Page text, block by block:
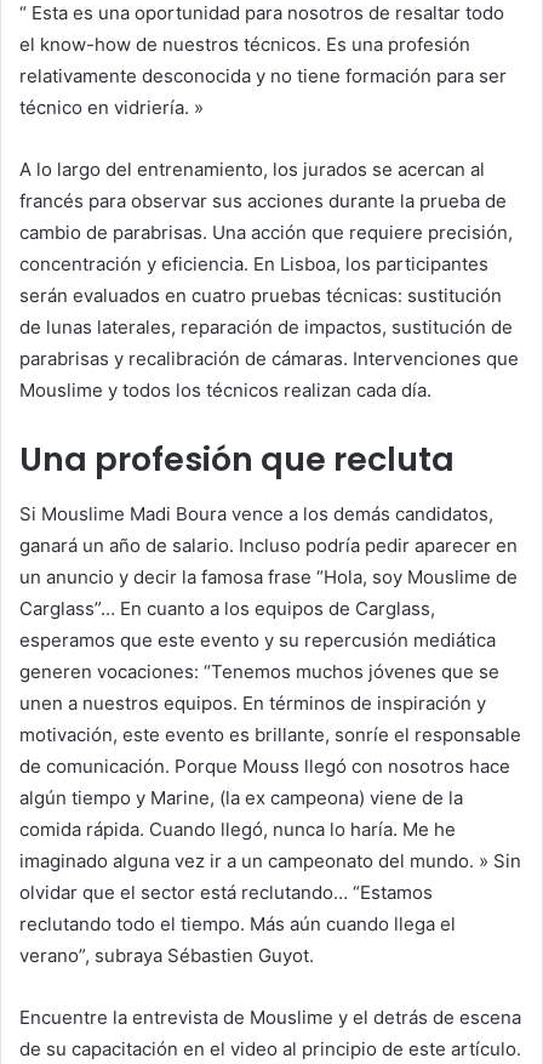
“ Esta es una oportunidad para nosotros de resaltar todo
el know-how de nuestros técnicos. Es una profesión
relativamente desconocida y no tiene formación para ser
técnico en vidriería. »
A lo largo del entrenamiento, los jurados se acercan al
francés para observar sus acciones durante la prueba de
cambio de parabrisas. Una acción que requiere precisión,
concentración y eficiencia. En Lisboa, los participantes
serán evaluados en cuatro pruebas técnicas: sustitución
de lunas laterales, reparación de impactos, sustitución de
parabrisas y recalibración de cámaras. Intervenciones que
Mouslime y todos los técnicos realizan cada día.
Una profesión que recluta
Si Mouslime Madi Boura vence a los demás candidatos,
ganará un año de salario. Incluso podría pedir aparecer en
un anuncio y decir la famosa frase “Hola, soy Mouslime de
Carglass”… En cuanto a los equipos de Carglass,
esperamos que este evento y su repercusión mediática
generen vocaciones: “Tenemos muchos jóvenes que se
unen a nuestros equipos. En términos de inspiración y
motivación, este evento es brillante, sonríe el responsable
de comunicación. Porque Mouss llegó con nosotros hace
algún tiempo y Marine, (la ex campeona) viene de la
comida rápida. Cuando llegó, nunca lo haría. Me he
imaginado alguna vez ir a un campeonato del mundo. » Sin
olvidar que el sector está reclutando… “Estamos
reclutando todo el tiempo. Más aún cuando llega el
verano”, subraya Sébastien Guyot.
Encuentre la entrevista de Mouslime y el detrás de escena
de su capacitación en el video al principio de este artículo.